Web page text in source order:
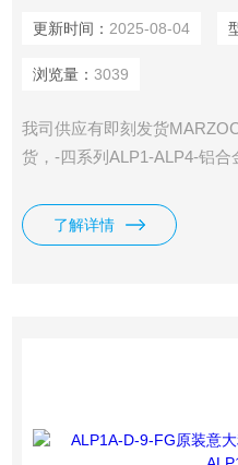
更新时间： 2025-08-04
浏览量： 3039
我司供应有即刻发货
货，-四系列ALP1-ALP4-铝
了解详情